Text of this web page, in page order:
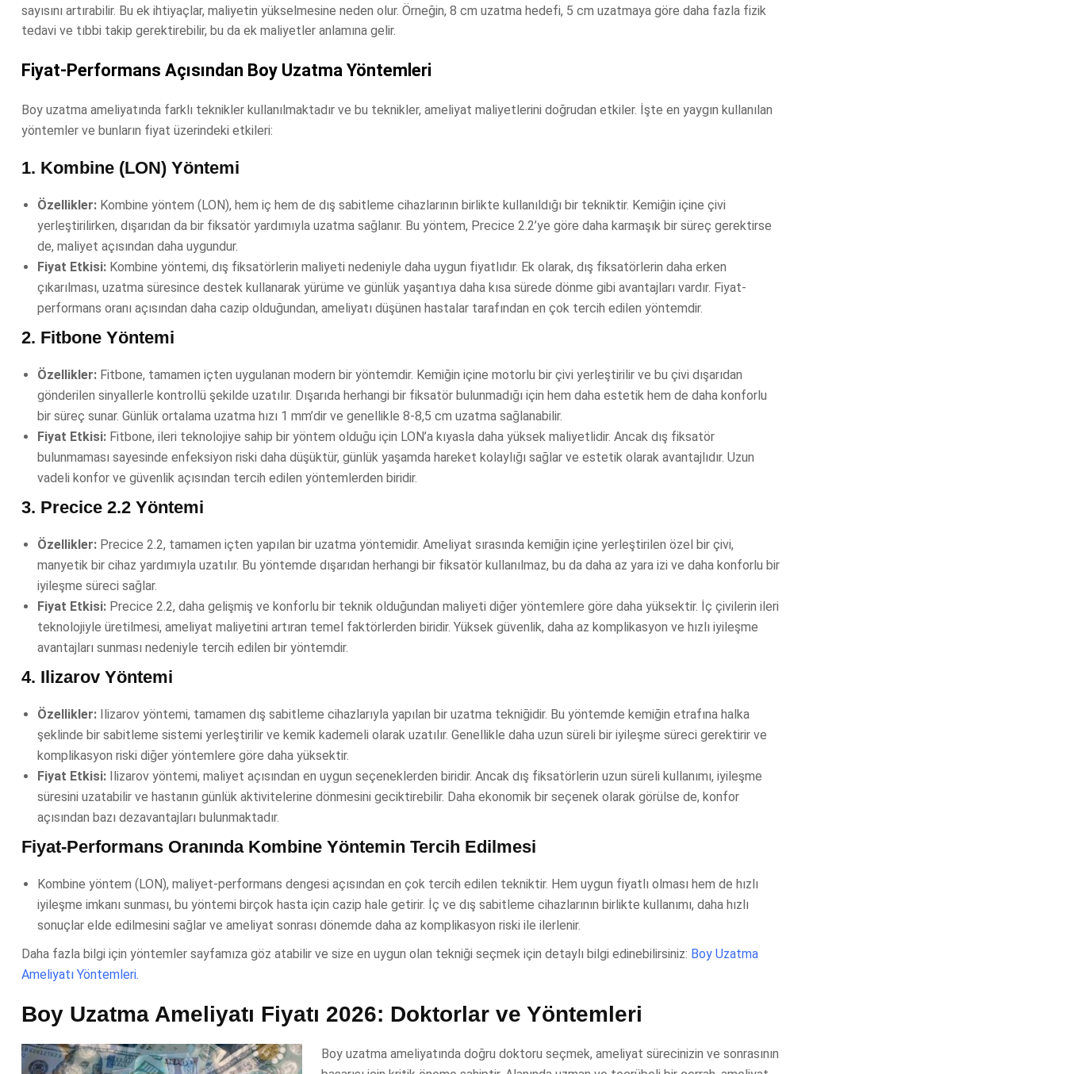
sayısını artırabilir. Bu ek ihtiyaçlar, maliyetin yükselmesine neden olur. Örneğin, 8 cm uzatma hedefi, 5 cm uzatmaya göre daha fazla fizik
tedavi ve tıbbi takip gerektirebilir, bu da ek maliyetler anlamına gelir.
Fiyat-Performans Açısından Boy Uzatma Yöntemleri
Boy uzatma ameliyatında farklı teknikler kullanılmaktadır ve bu teknikler, ameliyat maliyetlerini doğrudan etkiler. İşte en yaygın kullanılan
yöntemler ve bunların fiyat üzerindeki etkileri:
1. Kombine (LON) Yöntemi
Özellikler: Kombine yöntem (LON), hem iç hem de dış sabitleme cihazlarının birlikte kullanıldığı bir tekniktir. Kemiğin içine çivi
yerleştirilirken, dışarıdan da bir fiksatör yardımıyla uzatma sağlanır. Bu yöntem, Precice 2.2’ye göre daha karmaşık bir süreç gerektirse
de, maliyet açısından daha uygundur.
Fiyat Etkisi: Kombine yöntemi, dış fiksatörlerin maliyeti nedeniyle daha uygun fiyatlıdır. Ek olarak, dış fiksatörlerin daha erken
çıkarılması, uzatma süresince destek kullanarak yürüme ve günlük yaşantıya daha kısa sürede dönme gibi avantajları vardır. Fiyat-
performans oranı açısından daha cazip olduğundan, ameliyatı düşünen hastalar tarafından en çok tercih edilen yöntemdir.
2. Fitbone Yöntemi
Özellikler: Fitbone, tamamen içten uygulanan modern bir yöntemdir. Kemiğin içine motorlu bir çivi yerleştirilir ve bu çivi dışarıdan
gönderilen sinyallerle kontrollü şekilde uzatılır. Dışarıda herhangi bir fiksatör bulunmadığı için hem daha estetik hem de daha konforlu
bir süreç sunar. Günlük ortalama uzatma hızı 1 mm’dir ve genellikle 8-8,5 cm uzatma sağlanabilir.
Fiyat Etkisi: Fitbone, ileri teknolojiye sahip bir yöntem olduğu için LON’a kıyasla daha yüksek maliyetlidir. Ancak dış fiksatör
bulunmaması sayesinde enfeksiyon riski daha düşüktür, günlük yaşamda hareket kolaylığı sağlar ve estetik olarak avantajlıdır. Uzun
vadeli konfor ve güvenlik açısından tercih edilen yöntemlerden biridir.
3. Precice 2.2 Yöntemi
Özellikler: Precice 2.2, tamamen içten yapılan bir uzatma yöntemidir. Ameliyat sırasında kemiğin içine yerleştirilen özel bir çivi,
manyetik bir cihaz yardımıyla uzatılır. Bu yöntemde dışarıdan herhangi bir fiksatör kullanılmaz, bu da daha az yara izi ve daha konforlu bir
iyileşme süreci sağlar.
Fiyat Etkisi: Precice 2.2, daha gelişmiş ve konforlu bir teknik olduğundan maliyeti diğer yöntemlere göre daha yüksektir. İç çivilerin ileri
teknolojiyle üretilmesi, ameliyat maliyetini artıran temel faktörlerden biridir. Yüksek güvenlik, daha az komplikasyon ve hızlı iyileşme
avantajları sunması nedeniyle tercih edilen bir yöntemdir.
4. Ilizarov Yöntemi
Özellikler: Ilizarov yöntemi, tamamen dış sabitleme cihazlarıyla yapılan bir uzatma tekniğidir. Bu yöntemde kemiğin etrafına halka
şeklinde bir sabitleme sistemi yerleştirilir ve kemik kademeli olarak uzatılır. Genellikle daha uzun süreli bir iyileşme süreci gerektirir ve
komplikasyon riski diğer yöntemlere göre daha yüksektir.
Fiyat Etkisi: Ilizarov yöntemi, maliyet açısından en uygun seçeneklerden biridir. Ancak dış fiksatörlerin uzun süreli kullanımı, iyileşme
süresini uzatabilir ve hastanın günlük aktivitelerine dönmesini geciktirebilir. Daha ekonomik bir seçenek olarak görülse de, konfor
açısından bazı dezavantajları bulunmaktadır.
Fiyat-Performans Oranında Kombine Yöntemin Tercih Edilmesi
Kombine yöntem (LON), maliyet-performans dengesi açısından en çok tercih edilen tekniktir. Hem uygun fiyatlı olması hem de hızlı
iyileşme imkanı sunması, bu yöntemi birçok hasta için cazip hale getirir. İç ve dış sabitleme cihazlarının birlikte kullanımı, daha hızlı
sonuçlar elde edilmesini sağlar ve ameliyat sonrası dönemde daha az komplikasyon riski ile ilerlenir.
Daha fazla bilgi için yöntemler sayfamıza göz atabilir ve size en uygun olan tekniği seçmek için detaylı bilgi edinebilirsiniz: Boy Uzatma
Ameliyatı Yöntemleri.
Boy Uzatma Ameliyatı Fiyatı 2026: Doktorlar ve Yöntemleri
Boy uzatma ameliyatında doğru doktoru seçmek, ameliyat sürecinizin ve sonrasının